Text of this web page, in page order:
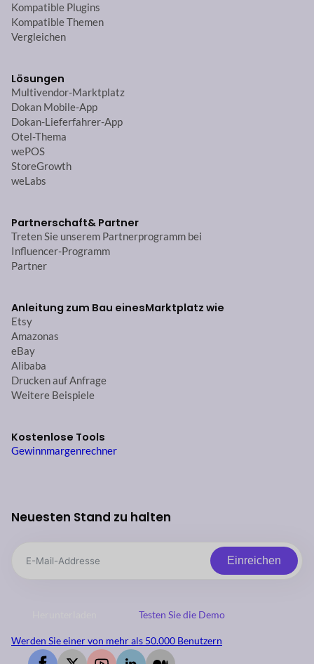
Kompatible Plugins
Kompatible Themen
Vergleichen
Lösungen
Multivendor-Marktplatz
Dokan Mobile-App
Dokan-Lieferfahrer-App
Otel-Thema
wePOS
StoreGrowth
weLabs
Partnerschaft& Partner
Treten Sie unserem Partnerprogramm bei
Influencer-Programm
Partner
Anleitung zum Bau einesMarktplatz wie
Etsy
Amazonas
eBay
Alibaba
Drucken auf Anfrage
Weitere Beispiele
Kostenlose Tools
Gewinnmargenrechner
Neuesten Stand zu halten
Einreichen
Testen Sie die Demo
Werden Sie einer von mehr als 50.000 Benutzern